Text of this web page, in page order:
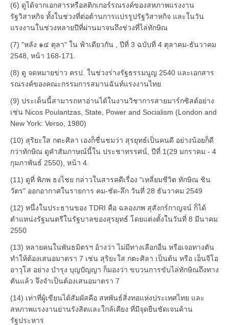
(6) ดูได้จากเอกสารหรือสติกเกอร์รณรงค์ของสหภาพแรงงาน
รัฐวิสาหกิจ ทั้งในช่วงที่ต่อต้านการแปรรูปรัฐวิสาหกิจ และในวัน
แรงงานในช่วงหลายปีที่ผ่านมาจนถึงช่วงที่ไล่ทักษิณ
(7) "หลัง ๑๔ ตุลา" ใน ฟ้าเดียวกัน , ปีที่ 3 ฉบับที่ 4 ตุลาคม-ธันวาคม
2548, หน้า 168-171.
(8) ดู จดหมายข่าว ครป. ในช่วงร่างรัฐธรรมนูญ 2540 และเอกสาร
รณรงค์ของคณะกรรมการสมานฉันท์แรงงานไทย
(9) ประเด็นนี้สามารถหาอ่านได้ในงานวิชาการสายมาร์กซิสต์อย่าง
เช่น Nicos Poulantzas, State, Power and Socialism (London and
New York: Verso, 1980)
(10) สุริยะใส กตะศิลา เองก็ชื่นชมว่า สุรยุทธ์เป็นคนดี อย่างน้อยก็ดี
กว่าทักษิณ ดูคำสัมภาษณ์นี้ใน ประชาทรรศน์, ปีที่ 1(29 มกราคม - 4
กุมภาพันธ์ 2550), หน้า 4.
(11) ดูที่ พิภพ ธงไชย กล่าวในสารคดีเรื่อง "เหลี่ยมชีวิต ทักษิณ ชิน
วัตร" ออกอากาศในรายการ คม-ชัด-ลึก วันที่ 28 ธันวาคม 2549
(12) หนึ่งในประธานของ TDRI คือ ฉลองภพ สุสังกร์กาญจน์ ก็ได้
ตำแหน่งรัฐมนตรีในรัฐบาลของสุรยุทธ์ โดยแต่งตั้งในวันที่ 8 มีนาคม
2550
(13) หลายคนในพันธมิตรฯ อ้างว่า ไม่มีทางเลือกอื่น หรือเจอทางตัน
ทำให้ต้องเสนอมาตรา 7 เช่น สุริยะใส กตะศิลา เป็นต้น หรือ เอ็นจีโอ
อาวุโส อย่าง บำรุง บุญปัญญา ก็มองว่า ขบวนการขับไล่ทักษิณถึงทาง
ตันแล้ว จึงจำเป็นต้องเสนอมาตรา 7
(14) เท่าที่ผู้เขียนได้สัมผัสคือ สหพันธ์สิ่งทอแห่งประเทศไทย และ
สหภาพแรงงานย่านรังสิตและใกล้เคียง ที่มีจุดยืนชัดเจนค้าน
รัฐประหาร